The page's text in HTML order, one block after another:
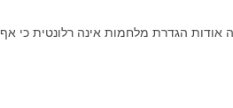
הגדרת מלחמות אינה רלונטית